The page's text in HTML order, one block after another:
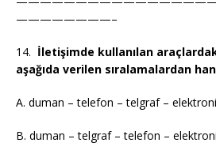
————————–
14. İletişimde kullanılan
aşağıda verilen sıralamalardan
A. duman – telefon – telgraf –
B. duman – telgraf – telefon –